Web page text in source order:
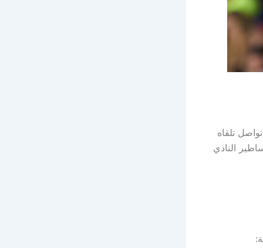
تلقاه
أساطير النادي